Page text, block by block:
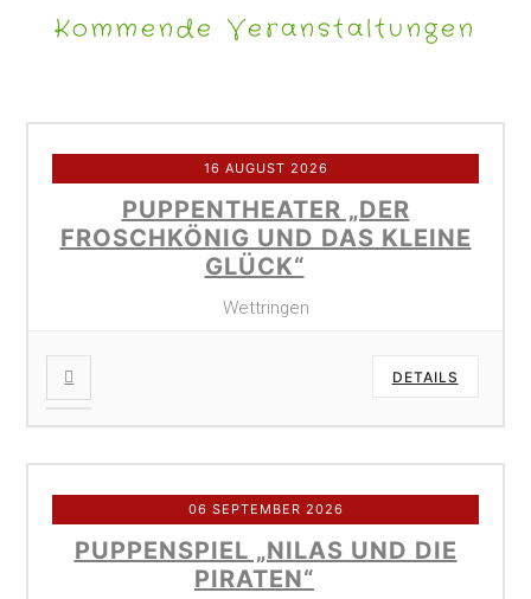
Kommende Veranstaltungen
16 AUGUST 2026
PUPPENTHEATER „DER
FROSCHKÖNIG UND DAS KLEINE
GLÜCK“
Wettringen
DETAILS
06 SEPTEMBER 2026
PUPPENSPIEL „NILAS UND DIE
PIRATEN“